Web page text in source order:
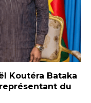
Koutéra Bataka
du